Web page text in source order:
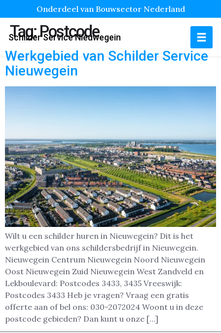
Onderdeel van Bouwsector Nederland
Schilder Service Nieuwegein
Tag:Postcode
Werkgebied van Schilder Service
Nieuwegein
Wilt u een schilder huren in Nieuwegein? Dit is het
werkgebied van ons schildersbedrijf in Nieuwegein.
Nieuwegein Centrum Nieuwegein Noord Nieuwegein
Oost Nieuwegein Zuid Nieuwegein West Zandveld en
Lekboulevard: Postcodes 3433, 3435 Vreeswijk:
Postcodes 3433 Heb je vragen? Vraag een gratis
offerte aan of bel ons: 030-2072024 Woont u in deze
postcode gebieden? Dan kunt u onze […]